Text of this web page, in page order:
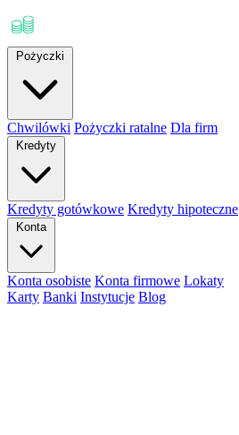
Pożyczki
Chwilówki Pożyczki ratalne Dla firm
Kredyty
Kredyty gotówkowe Kredyty hipoteczne
Konta
Konta osobiste Konta firmowe Lokaty
Karty Banki Instytucje Blog